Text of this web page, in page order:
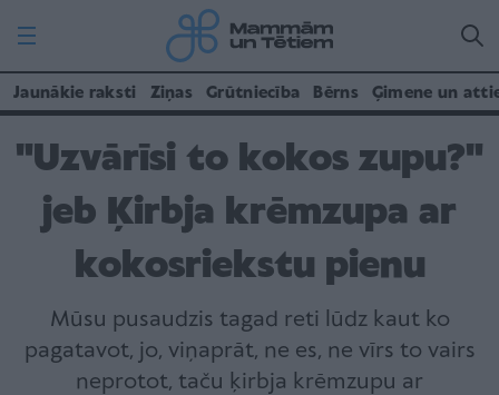
Jaunākie raksti Ziņas Grūtniecība Bērns Ģimene un
"Uzvārīsi to kokos zupu?"
jeb Ķirbja krēmzupa ar
kokosriekstu pienu
Mūsu pusaudzis tagad reti lūdz kaut ko
pagatavot, jo, viņaprāt, ne es, ne vīrs to vairs
neprotot, taču ķirbja krēmzupu ar